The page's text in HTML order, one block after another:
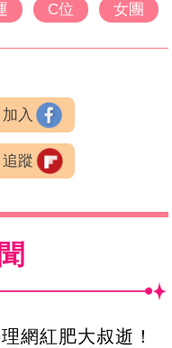
C位 女團
加入
追蹤
網紅肥大叔逝！